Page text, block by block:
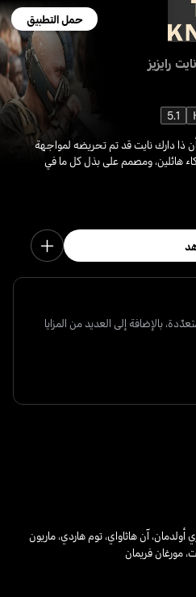
حمل التطبيق
رايزيز
5.1
أن ذا دارك نايت قد تم تحريضه لمواجهة
هائلين، ومصمم على بذل كل ما في
بالإضافة إلى العديد من المزايا
أولدمان،آن هاثاواي،توم هاردي،ماريون
،مورغان فريمان